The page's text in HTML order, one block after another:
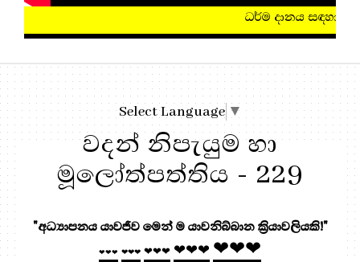
ධර්ම දානය සඳහා, මෙතැන ඔබන්න!
Select Language ▼
වදන් නිපැයුම හා
මූලෝත්පත්තිය - 229
"අධ්‍යාපනය යාවජීව මෙන් ම යාවනිබ්බාන ක්‍රියාවලියකි!"
❤❤❤ ❤❤❤ ❤❤❤ ❤❤❤ ❤❤❤